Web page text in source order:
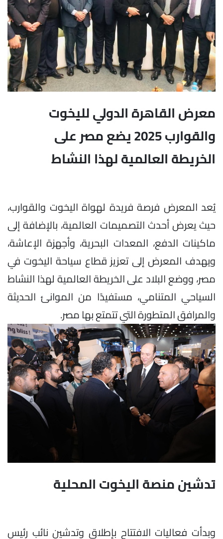
معرض القاهرة الدولي لليخوت
والقوارب 2025 يضع مصر على
الخريطة العالمية لهذا النشاط
يُعد المعرض فرصة فريدة لهواة اليخوت والقوارب،
حيث يعرض أحدث التصميمات العالمية، بالإضافة إلى
ماكينات الدفع، المعدات البحرية، وأجهزة الإعاشة،
ويهدف المعرض إلى تعزيز قطاع سياحة اليخوت في
مصر، ووضع البلاد على الخريطة العالمية لهذا النشاط
السياحي المتنامي، مستفيدًا من الموانئ الحديثة
والمرافق المتطورة التي تتمتع بها مصر.
تدشين منصة اليخوت المحلية
وبدأت فعاليات الافتتاح بإطلاق وتدشين نائب رئيس